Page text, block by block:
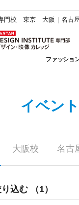
門校 東京｜大阪｜名古
ファッショ
イベント
大阪校 名古
込む （1）